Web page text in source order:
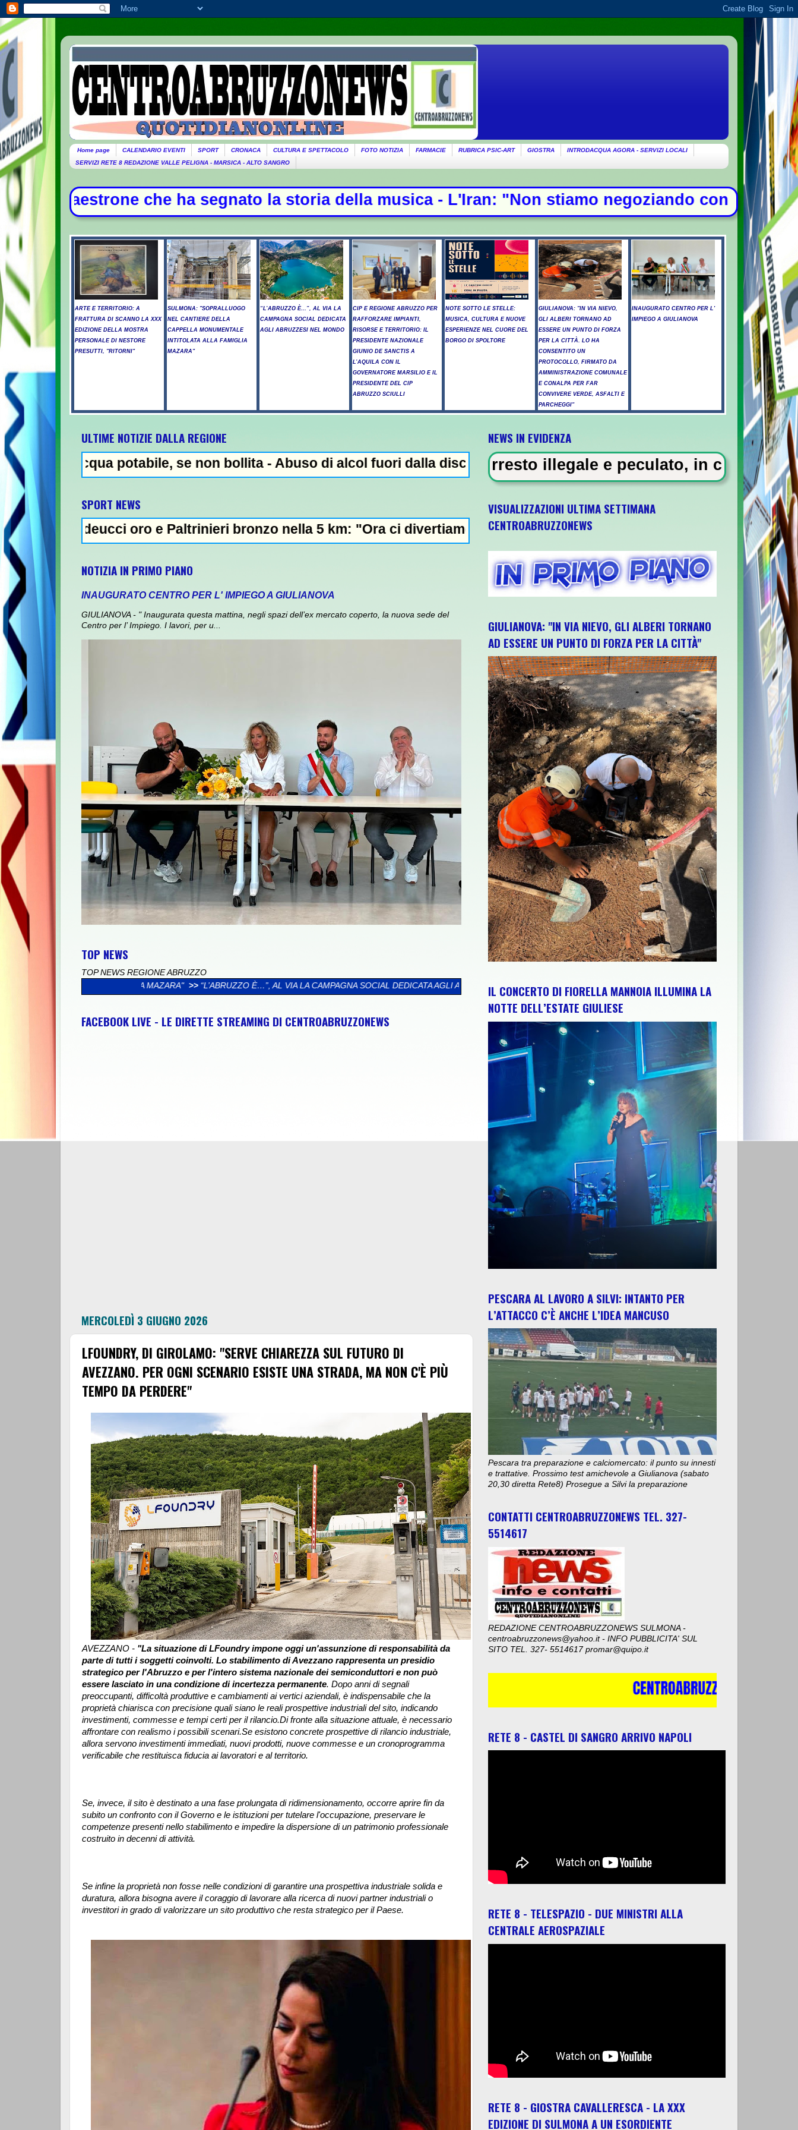
Home page CALENDARIO EVENTI SPORT CRONACA CULTURA E SPETTACOLO FOTO NOTIZIA FARMACIE RUBRICA PSIC-ART GIOSTRA
INTRODACQUA AGORA - SERVIZI LOCALI
SERVIZI RETE 8 REDAZIONE VALLE PELIGNA - MARSICA - ALTO SANGRO
ha segnato la storia della musica - L'Iran: "Non stiamo negoziando con gli Usa su Hormuz,
ARTE E TERRITORIO: A
FRATTURA DI SCANNO LA XXX
EDIZIONE DELLA MOSTRA
PERSONALE DI NESTORE
PRESUTTI, "RITORNI"
SULMONA: "SOPRALLUOGO
NEL CANTIERE DELLA
CAPPELLA MONUMENTALE
INTITOLATA ALLA FAMIGLIA
MAZARA"
“L’ABRUZZO È…”, AL VIA LA
CAMPAGNA SOCIAL DEDICATA
AGLI ABRUZZESI NEL MONDO
CIP E REGIONE ABRUZZO PER
RAFFORZARE IMPIANTI,
RISORSE E TERRITORIO: IL
PRESIDENTE NAZIONALE
GIUNIO DE SANCTIS A
L’AQUILA CON IL
GOVERNATORE MARSILIO E IL
PRESIDENTE DEL CIP
ABRUZZO SCIULLI
NOTE SOTTO LE STELLE:
MUSICA, CULTURA E NUOVE
ESPERIENZE NEL CUORE DEL
BORGO DI SPOLTORE
GIULIANOVA: "IN VIA NIEVO,
GLI ALBERI TORNANO AD
ESSERE UN PUNTO DI FORZA
PER LA CITTÀ. LO HA
CONSENTITO UN
PROTOCOLLO, FIRMATO DA
AMMINISTRAZIONE COMUNALE
E CONALPA PER FAR
CONVIVERE VERDE, ASFALTI E
PARCHEGGI"
INAUGURATO CENTRO PER L'
IMPIEGO A GIULIANOVA
ULTIME NOTIZIE DALLA REGIONE
potabile, se non bollita - Abuso di alcol fuori dalla discoteca, minorenni intossicati a Pescara - Il vento riaccende il
SPORT NEWS
oro e Paltrinieri bronzo nella 5 km: "Ora ci divertiamo in staffetta"- L'Italia U21 il 5 ottobre a Pescara l'ultima gara di
NOTIZIA IN PRIMO PIANO
INAUGURATO CENTRO PER L' IMPIEGO A GIULIANOVA
GIULIANOVA - " Inaugurata questa mattina, negli spazi dell’ex mercato coperto, la nuova sede del
Centro per l’ Impiego. I lavori, per u...
TOP NEWS
TOP NEWS REGIONE ABRUZZO
“L’ABRUZZO È…”, AL VIA LA CAMPAGNA SOCIAL DEDICATA AGLI ABRUZZESI NEL MONDO >> CIP E REGIONE ABRUZZO PER RAFFORZARE IMPIANTI, RISORSE E
FACEBOOK LIVE - LE DIRETTE STREAMING DI CENTROABRUZZONEWS
MERCOLEDÌ 3 GIUGNO 2026
LFOUNDRY, DI GIROLAMO: "SERVE CHIAREZZA SUL FUTURO DI
AVEZZANO. PER OGNI SCENARIO ESISTE UNA STRADA, MA NON C'È PIÙ
TEMPO DA PERDERE"
AVEZZANO - "La situazione di LFoundry impone oggi un'assunzione di responsabilità da
parte di tutti i soggetti coinvolti. Lo stabilimento di Avezzano rappresenta un presidio
strategico per l'Abruzzo e per l'intero sistema nazionale dei semiconduttori e non può
essere lasciato in una condizione di incertezza permanente. Dopo anni di segnali
preoccupanti, difficoltà produttive e cambiamenti ai vertici aziendali, è indispensabile che la
proprietà chiarisca con precisione quali siano le reali prospettive industriali del sito, indicando
investimenti, commesse e tempi certi per il rilancio.Di fronte alla situazione attuale, è necessario
affrontare con realismo i possibili scenari.Se esistono concrete prospettive di rilancio industriale,
allora servono investimenti immediati, nuovi prodotti, nuove commesse e un cronoprogramma
verificabile che restituisca fiducia ai lavoratori e al territorio.
Se, invece, il sito è destinato a una fase prolungata di ridimensionamento, occorre aprire fin da
subito un confronto con il Governo e le istituzioni per tutelare l'occupazione, preservare le
competenze presenti nello stabilimento e impedire la dispersione di un patrimonio professionale
costruito in decenni di attività.
Se infine la proprietà non fosse nelle condizioni di garantire una prospettiva industriale solida e
duratura, allora bisogna avere il coraggio di lavorare alla ricerca di nuovi partner industriali o
investitori in grado di valorizzare un sito produttivo che resta strategico per il Paese.
NEWS IN EVIDENZA
NEWS IN EVIDENZA - Arresto illegale e peculato, in carcere 5 vigili urbani
VISUALIZZAZIONI ULTIMA SETTIMANA
CENTROABRUZZONEWS
GIULIANOVA: "IN VIA NIEVO, GLI ALBERI TORNANO
AD ESSERE UN PUNTO DI FORZA PER LA CITTÀ"
IL CONCERTO DI FIORELLA MANNOIA ILLUMINA LA
NOTTE DELL’ESTATE GIULIESE
PESCARA AL LAVORO A SILVI: INTANTO PER
L’ATTACCO C’È ANCHE L’IDEA MANCUSO
Pescara tra preparazione e calciomercato: il punto su innesti
e trattative. Prossimo test amichevole a Giulianova (sabato
20,30 diretta Rete8) Prosegue a Silvi la preparazione
CONTATTI CENTROABRUZZONEWS TEL. 327-
5514617
REDAZIONE CENTROABRUZZONEWS SULMONA -
centroabruzzonews@yahoo.it - INFO PUBBLICITA' SUL
SITO TEL. 327- 5514617 promar@quipo.it
RETE 8 - CASTEL DI SANGRO ARRIVO NAPOLI
RETE 8 - TELESPAZIO - DUE MINISTRI ALLA
CENTRALE AEROSPAZIALE
RETE 8 - GIOSTRA CAVALLERESCA - LA XXX
EDIZIONE DI SULMONA A UN ESORDIENTE